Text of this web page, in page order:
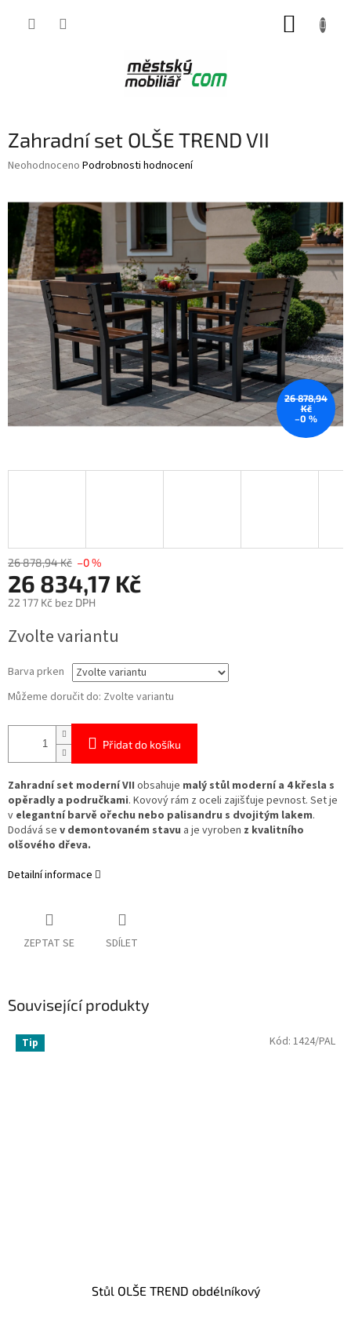
Zahradní set OLŠE TREND VII
Průměrné
je
hvězdiček.
Neohodnoceno Podrobnosti hodnocení
26 878,94
Kč
–0 %
26 878,94 Kč –0 %
26 834,17 Kč
22 177 Kč bez DPH
cena:
Zvolte variantu
Barva prken
Můžeme doručit do: Zvolte variantu
Přidat do košíku
Zahradní set moderní VII obsahuje malý stůl moderní a 4 křesla s
opěradly a područkami. Kovový rám z oceli zajišťuje pevnost. Set je
v elegantní barvě ořechu nebo palisandru s dvojitým lakem.
Dodává se v demontovaném stavu a je vyroben z kvalitního
olšového dřeva.
Detailní informace
ZEPTAT SE SDÍLET
Související produkty
Tip
Stůl OLŠE TREND obdélníkový
Kód: 1424/PAL